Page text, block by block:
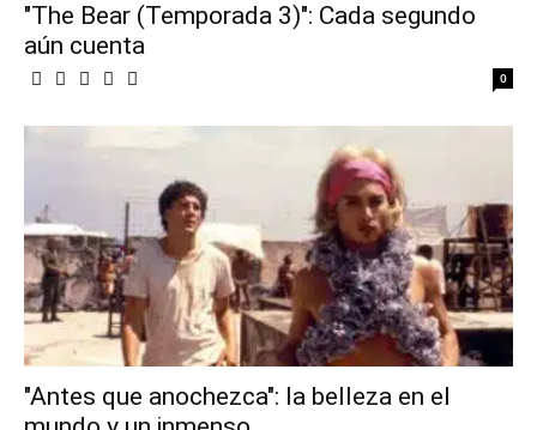
"The Bear (Temporada 3)": Cada segundo
aún cuenta
0
"Antes que anochezca": la belleza en el